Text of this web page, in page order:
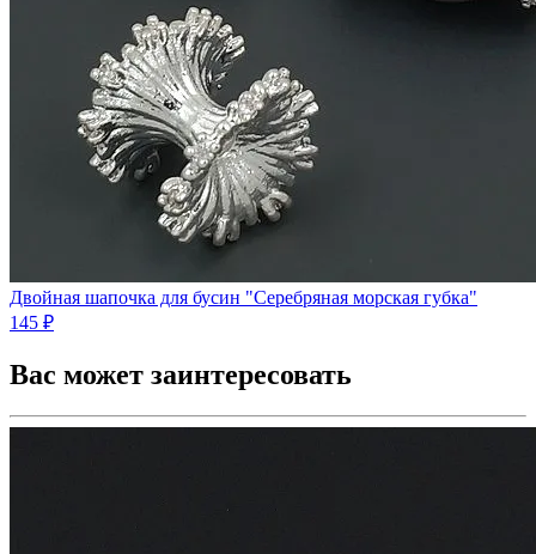
Двойная шапочка для бусин "Серебряная морская губка"
145 ₽
Вас может заинтересовать